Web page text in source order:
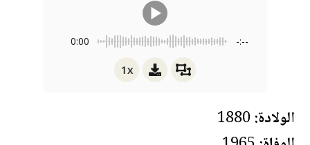
0:00 -:--
1x
الولادة: